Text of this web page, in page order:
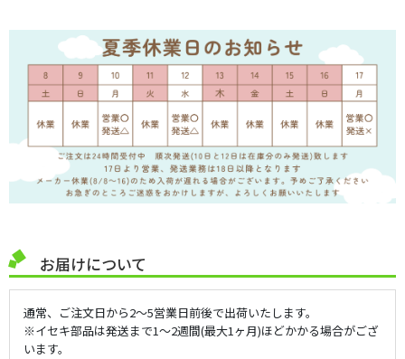
お届けについて
通常、ご注文日から2～5営業日前後で出荷いたします。
※イセキ部品は発送まで1～2週間(最大1ヶ月)ほどかかる場合がござ
います。